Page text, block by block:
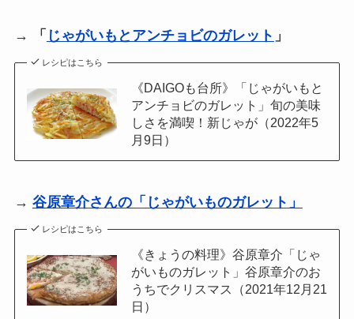
→ 「 じゃがいもとアンチョビのガレット 」
レシピはこちら
《DAIGOも台所》「じゃがいもと
アンチョビのガレット」旬の美味
しさを満喫！新じゃが（2022年5
月9日）
→ 谷原章介さんの「じゃがいものガレット」
レシピはこちら
《きょうの料理》谷原章介「じゃ
がいものガレット」谷原章介のお
うちでクリスマス（2021年12月21
日）